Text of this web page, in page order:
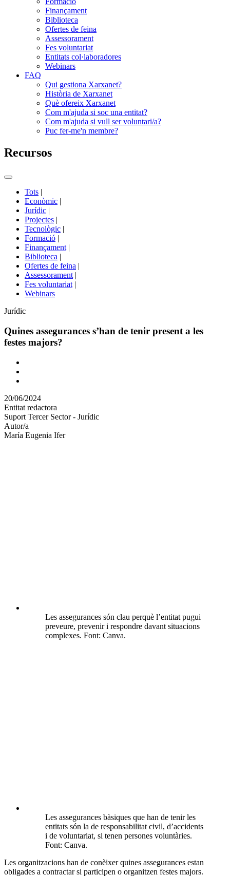
Finançament
Biblioteca
Ofertes de feina
Assessorament
Fes voluntariat
Entitats col·laboradores
Webinars
FAQ
Qui gestiona Xarxanet?
Història de Xarxanet
Què ofereix Xarxanet
Com m'ajuda si soc una entitat?
Com m'ajuda si vull ser voluntari/a?
Puc fer-me'n membre?
Recursos
Commutador
portals
Tots |
Econòmic |
Jurídic |
Projectes |
Tecnològic |
Formació |
Finançament |
Biblioteca |
Ofertes de feina |
Assessorament |
Fes voluntariat |
Webinars
Àmbit
Jurídic
Quines assegurances s’han de tenir present a les
festes majors?
Comparteix
altres
xarxes
socials
20/06/2024
Entitat redactora
Suport Tercer Sector - Jurídic
Autor/a
María Eugenia Ifer
Les assegurances són clau perquè l’entitat pugui
preveure, prevenir i respondre davant situacions
complexes. Font: Canva.
Les assegurances bàsiques que han de tenir les
entitats són la de responsabilitat civil, d’accidents
i de voluntariat, si tenen persones voluntàries.
Font: Canva.
Les organitzacions han de conèixer quines assegurances estan
obligades a contractar si participen o organitzen festes majors.